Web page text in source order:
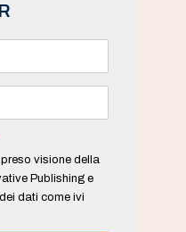
visione della
Publishing e
dati come ivi